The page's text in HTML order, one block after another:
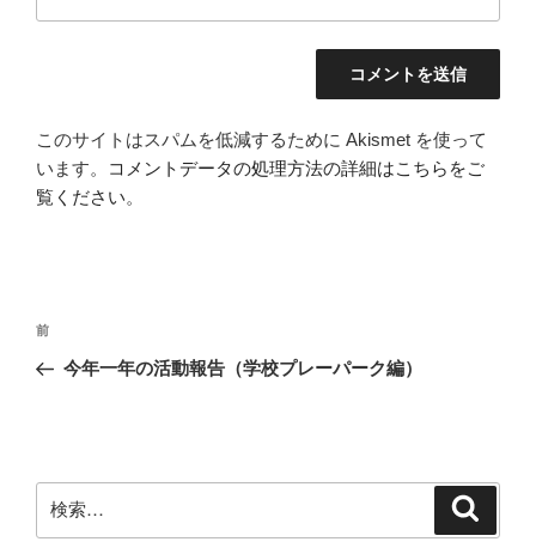
このサイトはスパムを低減するために Akismet を使って
います。
コメントデータの処理方法の詳細はこちらをご
覧ください。
投
ナ
ー
シ
前
の
前
今年一年の活動報告（学校プレーパーク編）
索: